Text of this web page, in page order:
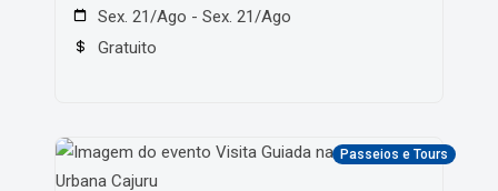
Sex. 21/Ago - Sex. 21/Ago
Gratuito
Passeios e Tours